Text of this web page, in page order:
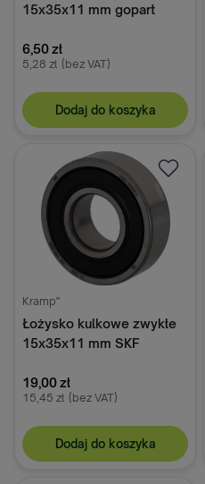
15x35x11 mm gopart
6,50 zł
5,28 zł (bez VAT)
Dodaj do koszyka
Kramp"
Łożysko kulkowe zwykłe
15x35x11 mm SKF
19,00 zł
15,45 zł (bez VAT)
Dodaj do koszyka